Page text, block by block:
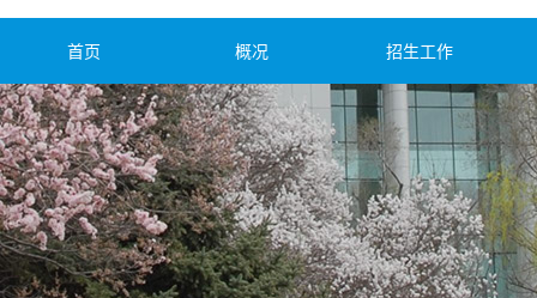
首页 概况 招生工作